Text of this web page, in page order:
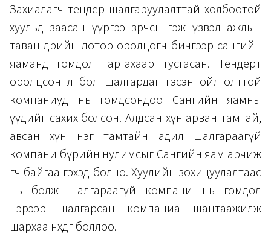
Захиалагч тендер шалгаруулалттай холбоотой
хуульд заасан үүргээ зөрчсөн гэж үзвэл ажлын
таван өдрийн дотор оролцогч бичгээр сангийн
яаманд гомдол гаргахаар тусгасан. Тендерт
оролцсон л бол шалгардаг гэсэн ойлголттой
компаниуд нь гомдсондоо Сангийн яамны
үүдийг сахих болсон. Алдсан хүн арван тамтай,
авсан хүн нэг тамтайн адил шалгараагүй
компани бүрийн нулимсыг Сангийн яам арчиж
өгч байгаа гэхэд болно. Хуулийн зохицуулалтаас
нь болж шалгараагүй компани нь гомдол
нэрээр шалгарсан компаниа шантаажилж
шархаа нөхдөг боллоо.